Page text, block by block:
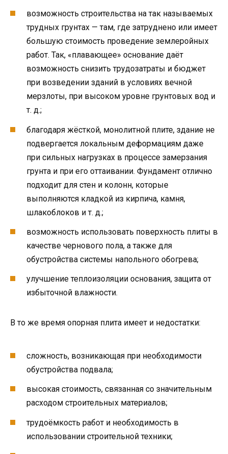
возможность строительства на так называемых
трудных грунтах — там, где затруднено или имеет
большую стоимость проведение землеройных
работ. Так, «плавающее» основание даёт
возможность снизить трудозатраты и бюджет
при возведении зданий в условиях вечной
мерзлоты, при высоком уровне грунтовых вод и
т. д.;
благодаря жёсткой, монолитной плите, здание не
подвергается локальным деформациям даже
при сильных нагрузках в процессе замерзания
грунта и при его оттаивании. Фундамент отлично
подходит для стен и колонн, которые
выполняются кладкой из кирпича, камня,
шлакоблоков и т. д.;
возможность использовать поверхность плиты в
качестве чернового пола, а также для
обустройства системы напольного обогрева;
улучшение теплоизоляции основания, защита от
избыточной влажности.
В то же время опорная плита имеет и недостатки:
сложность, возникающая при необходимости
обустройства подвала;
высокая стоимость, связанная со значительным
расходом строительных материалов;
трудоёмкость работ и необходимость в
использовании строительной техники;